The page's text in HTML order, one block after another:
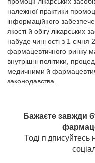
належної практики
інформаційного
якості й обігу лікарських
набуде чинності з 1 січня
фармацевтичного ринку
внутрішні політики,
медичними й
законодавства.
Бажаєте завжди
Тоді